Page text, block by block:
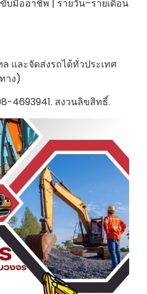
มืออาชีพ | รายวัน–รายเดือน
และจัดส่งรถได้ทั่วประเทศ
าง)
4693941. สงวนลิขสิทธิ์.